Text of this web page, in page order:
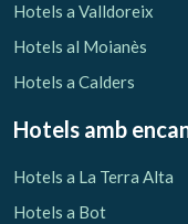
Hotels a Valldoreix
Hotels al Moianès
Hotels a Calders
Hotels amb
Hotels a La Terra Alta
Hotels a Bot